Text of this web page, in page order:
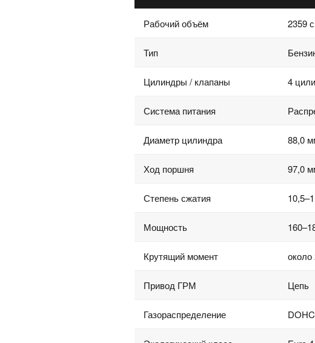
Рабочий объём 2359
Тип
Цилиндры / клапаны 4
Система питания
Диаметр цилиндра 88,0
Ход поршня 97,0
Степень сжатия
Мощность
Крутящий момент около
Привод ГРМ Цепь
Газораспределение